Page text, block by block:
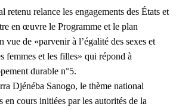
retenu relance les engagements des États et
en œuvre le Programme et le plan
vue de «parvenir à l’égalité des sexes et
femmes et les filles» qui répond à
durable n°5.
Djénéba Sanogo, le thème national
en cours initiées par les autorités de la